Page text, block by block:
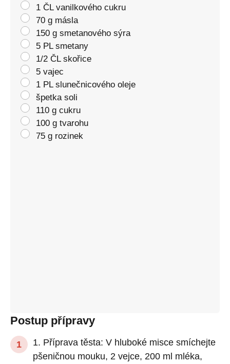
1 ČL vanilkového cukru
70 g másla
150 g smetanového sýra
5 PL smetany
1/2 ČL skořice
5 vajec
1 PL slunečnicového oleje
špetka soli
110 g cukru
100 g tvarohu
75 g rozinek
Postup přípravy
1. Příprava těsta: V hluboké misce smíchejte
pšeničnou mouku, 2 vejce, 200 ml mléka,